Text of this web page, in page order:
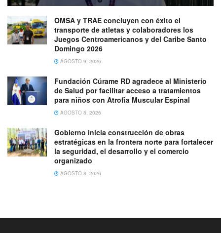
OMSA y TRAE concluyen con éxito el
transporte de atletas y colaboradores los
Juegos Centroamericanos y del Caribe Santo
Domingo 2026
AGOSTO 9, 2026
Fundación Cúrame RD agradece al Ministerio
de Salud por facilitar acceso a tratamientos
para niños con Atrofia Muscular Espinal
AGOSTO 8, 2026
Gobierno inicia construcción de obras
estratégicas en la frontera norte para fortalecer
la seguridad, el desarrollo y el comercio
organizado
AGOSTO 8, 2026